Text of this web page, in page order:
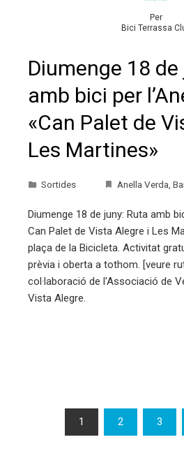
Per
Bici Terrassa
Diumenge 18
amb bici per
«Can Palet de
Les Martines»
Sortides Anella Verda,
Diumenge 18 de juny: Ruta amb
Can Palet de Vista Alegre i Les
plaça de la Bicicleta. Activitat
prèvia i oberta a tothom. [veure
col·laboració de l'Associació de
Vista Alegre.
Paginació
1 2 3